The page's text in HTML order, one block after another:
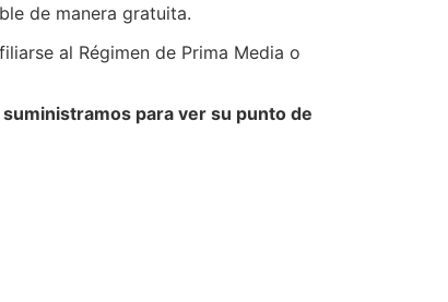
de manera gratuita.
al Régimen de Prima Media o
para ver su punto de